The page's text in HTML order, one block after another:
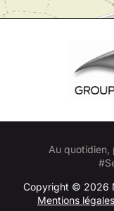
Au quotidien,
Copyright © 2026
Mentions légales